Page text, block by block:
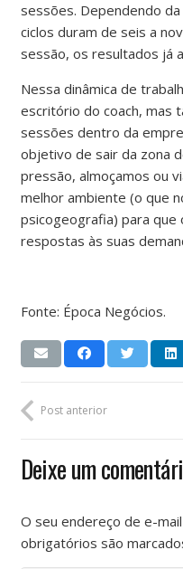
sessões. Dependendo
ciclos duram de seis a
sessão, os resultados já
Nessa dinâmica de
escritório do coach, mas
sessões dentro da
objetivo de sair da zona
pressão, almoçamos ou
melhor ambiente (o que
psicogeografia) para que
respostas às suas
Fonte: Época Negócios.
Post anterior
Deixe um
O seu endereço de e-
obrigatórios são